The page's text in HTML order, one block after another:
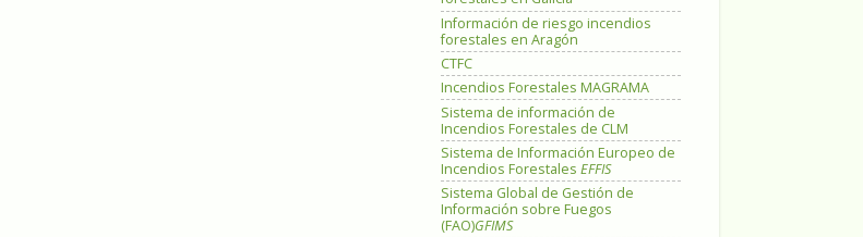
Información de riesgo incendios
forestales en Aragón
CTFC
Incendios Forestales MAGRAMA
Sistema de información de
Incendios Forestales de CLM
Sistema de Información Europeo de
Incendios Forestales EFFIS
Sistema Global de Gestión de
Información sobre Fuegos
(FAO)GFIMS